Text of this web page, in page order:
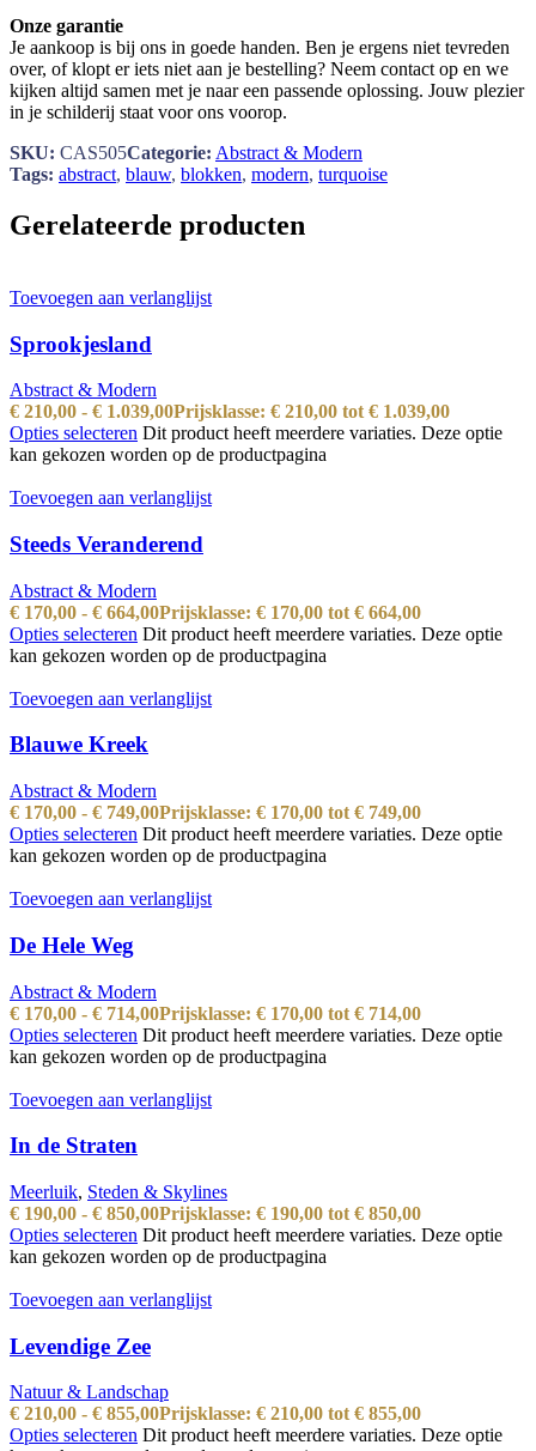
Onze garantie
Je aankoop is bij ons in goede handen. Ben je ergens niet tevreden
over, of klopt er iets niet aan je bestelling? Neem contact op en we
kijken altijd samen met je naar een passende oplossing. Jouw plezier
in je schilderij staat voor ons voorop.
SKU: CAS505Categorie: Abstract & Modern
Tags: abstract, blauw, blokken, modern, turquoise
Gerelateerde producten
Toevoegen aan verlanglijst
Sprookjesland
Abstract & Modern
€ 210,00 - € 1.039,00Prijsklasse: € 210,00 tot € 1.039,00
Opties selecteren Dit product heeft meerdere variaties. Deze optie
kan gekozen worden op de productpagina
Toevoegen aan verlanglijst
Steeds Veranderend
Abstract & Modern
€ 170,00 - € 664,00Prijsklasse: € 170,00 tot € 664,00
Opties selecteren Dit product heeft meerdere variaties. Deze optie
kan gekozen worden op de productpagina
Toevoegen aan verlanglijst
Blauwe Kreek
Abstract & Modern
€ 170,00 - € 749,00Prijsklasse: € 170,00 tot € 749,00
Opties selecteren Dit product heeft meerdere variaties. Deze optie
kan gekozen worden op de productpagina
Toevoegen aan verlanglijst
De Hele Weg
Abstract & Modern
€ 170,00 - € 714,00Prijsklasse: € 170,00 tot € 714,00
Opties selecteren Dit product heeft meerdere variaties. Deze optie
kan gekozen worden op de productpagina
Toevoegen aan verlanglijst
In de Straten
Meerluik, Steden & Skylines
€ 190,00 - € 850,00Prijsklasse: € 190,00 tot € 850,00
Opties selecteren Dit product heeft meerdere variaties. Deze optie
kan gekozen worden op de productpagina
Toevoegen aan verlanglijst
Levendige Zee
Natuur & Landschap
€ 210,00 - € 855,00Prijsklasse: € 210,00 tot € 855,00
Opties selecteren Dit product heeft meerdere variaties. Deze optie